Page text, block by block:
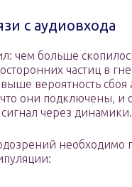
с аудиовхода
чем больше
частиц в
вероятность сбоя
они подключены, и
через динамики.
необходимо